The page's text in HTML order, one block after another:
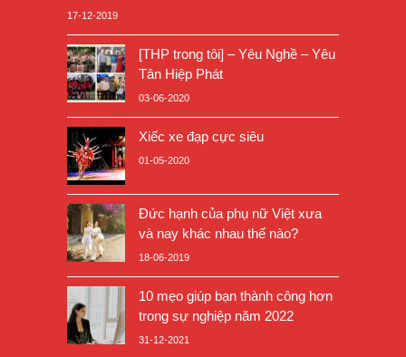
17-12-2019
[THP trong tôi] – Yêu Nghề – Yêu
Tân Hiệp Phát
03-06-2020
Xiếc xe đạp cực siêu
01-05-2020
Đức hạnh của phụ nữ Việt xưa
và nay khác nhau thế nào?
18-06-2019
10 mẹo giúp bạn thành công hơn
trong sự nghiệp năm 2022
31-12-2021